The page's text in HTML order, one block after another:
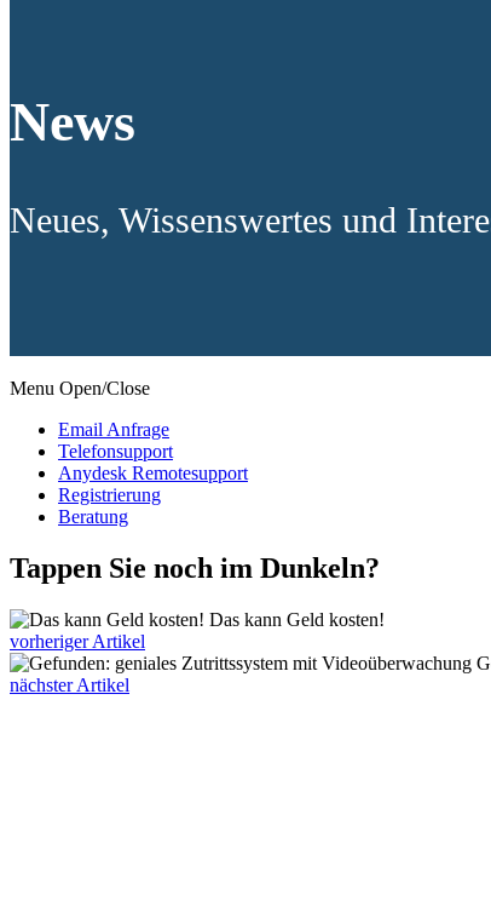
News
Neues, Wissenswertes und
Menu Open/Close
Email Anfrage
Telefonsupport
Anydesk Remotesupport
Registrierung
Beratung
Tappen Sie noch im Dunkeln?
Das kann Geld kosten!
vorheriger Artikel
nächster Artikel